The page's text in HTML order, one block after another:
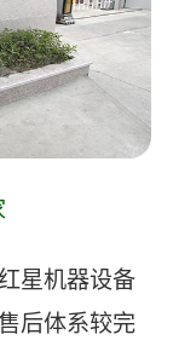
星机器设备
后体系较完